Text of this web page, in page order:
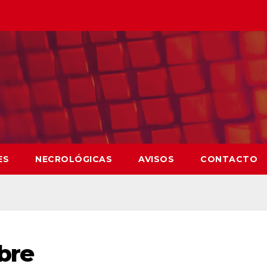
NECROLÓGICAS AVISOS CONTACTO